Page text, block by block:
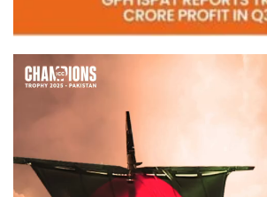
Video
Player